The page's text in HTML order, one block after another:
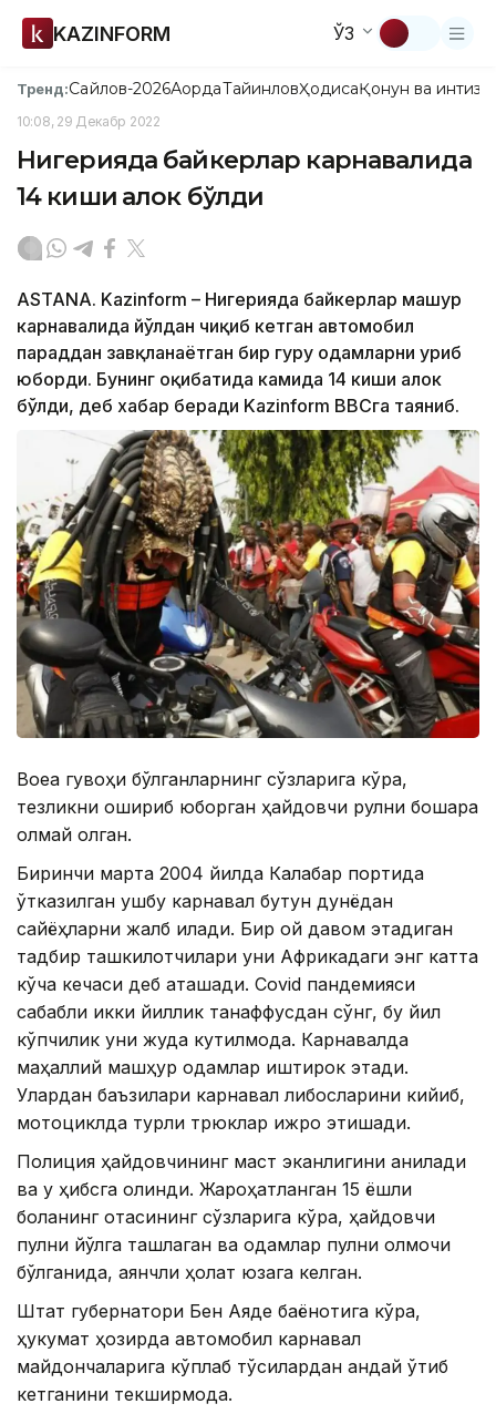
KAZINFORM ЎЗ
Тренд:Сайлов-2026АқордаТайинловҲодисаҚонун ва
10:08, 29 Декабр 2022
Нигерияда байкерлар карнавалида
14 киши ҳалок бўлди
ASTANA. Kazinform – Нигерияда байкерлар машҳур
карнавалида йўлдан чиқиб кетган автомобил
параддан завқланаётган бир гуруҳ одамларни уриб
юборди. Бунинг оқибатида камида 14 киши ҳалок
бўлди, деб хабар беради Kazinform BBCга таяниб.
Воқеа гувоҳи бўлганларнинг сўзларига кўра,
тезликни ошириб юборган ҳайдовчи рулни бошқара
олмай қолган.
Биринчи марта 2004 йилда Калабар портида
ўтказилган ушбу карнавал бутун дунёдан
сайёҳларни жалб қилади. Бир ой давом этадиган
тадбир ташкилотчилари уни Африкадаги энг катта
кўча кечаси деб аташади. Covid пандемияси
сабабли икки йиллик танаффусдан сўнг, бу йил
кўпчилик уни жуда кутилмоқда. Карнавалда
маҳаллий машҳур одамлар иштирок этади.
Улардан баъзилари карнавал либосларини кийиб,
мотоциклда турли трюклар ижро этишади.
Полиция ҳайдовчининг маст эканлигини аниқлади
ва у ҳибсга олинди. Жароҳатланган 15 ёшли
боланинг отасининг сўзларига кўра, ҳайдовчи
пулни йўлга ташлаган ва одамлар пулни олмоқчи
бўлганида, аянчли ҳолат юзага келган.
Штат губернатори Бен Аяде баёнотига кўра,
ҳукумат ҳозирда автомобил карнавал
майдончаларига кўплаб тўсиқлардан қандай ўтиб
кетганини текширмоқда.